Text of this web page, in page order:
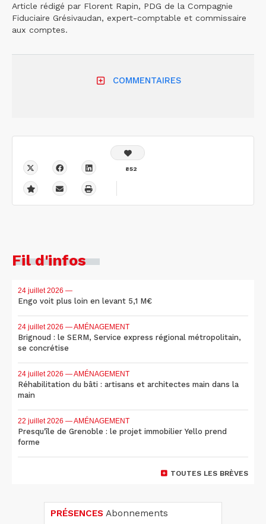
Article rédigé par Florent Rapin, PDG de la Compagnie
Fiduciaire Grésivaudan, expert-comptable et commissaire
aux comptes.
COMMENTAIRES
852
Fil d'infos
24 juillet 2026 —
Engo voit plus loin en levant 5,1 M€
24 juillet 2026 — AMÉNAGEMENT
Brignoud : le SERM, Service express régional métropolitain,
se concrétise
24 juillet 2026 — AMÉNAGEMENT
Réhabilitation du bâti : artisans et architectes main dans la
main
22 juillet 2026 — AMÉNAGEMENT
Presqu'île de Grenoble : le projet immobilier Yello prend
forme
TOUTES LES BRÈVES
PRÉSENCES Abonnements